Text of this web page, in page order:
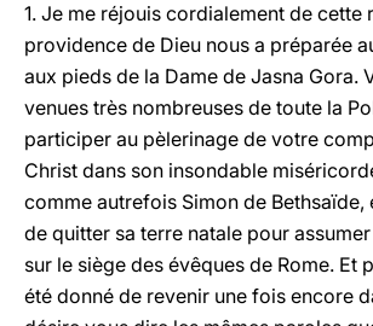
1. Je me réjouis cordialement de cette
providence de Dieu nous a préparée
aux pieds de la Dame de Jasna Gora.
venues très nombreuses de toute la
participer au pèlerinage de votre
Christ dans son insondable
comme autrefois Simon de Bethsaïde,
de quitter sa terre natale pour
sur le siège des évêques de Rome. Et
été donné de revenir une fois encore